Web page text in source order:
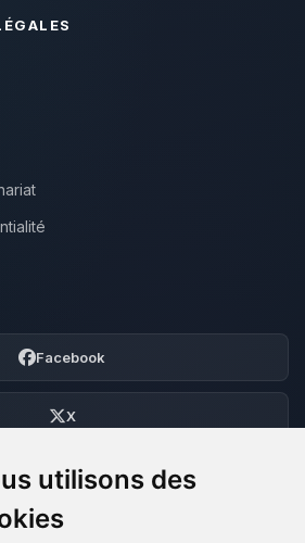
utilisons des
Facebook
X
Discord
Forum